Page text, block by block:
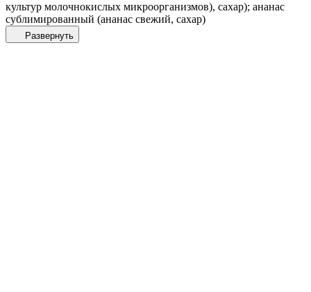
культур молочнокислых микроорганизмов), сахар); ананас
сублимированный (ананас свежий, сахар)
Развернуть